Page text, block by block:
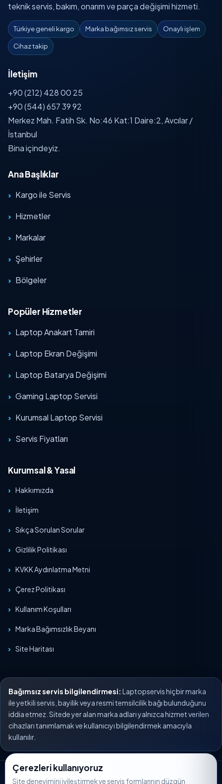
teknik servis, bakım, onarım ve parça değişimi hizmeti.
Türkiye geneli kargo Marka bağımsız servis Onaylı işlem
Cihaz takip
İletişim
+90 (212) 428 00 25
+90 (544) 657 39 92
Merkez Mah. Fatih Sk. No:46 Kat:1 Daire:2, Avcılar /
İstanbul
Bina içindeyiz.
Ana Başlıklar
Kargo ile Servis
Hizmetler
Markalar
Şehirler
Bölgeler
Popüler Hizmetler
Laptop Anakart Tamiri
Laptop Ekran Değişimi
Laptop Batarya Değişimi
Gaming Laptop Servisi
Kurumsal Laptop Servisi
Servis Fiyatları
Kurumsal & Yasal
Hakkımızda
İletişim
Sıkça Sorulan Sorular
Gizlilik Politikası
KVKK Aydınlatma Metni
Çerez Politikası
Kullanım Koşulları
Marka Bağımsızlık Beyanı
Site Haritası
Bağımsız servis bilgilendirmesi: Laptopservis hiçbir marka
ile yetkili servis, bayilik veya resmi temsilcilik bağı bulunduğunu
iddia etmez. Sitede yer alan marka adları yalnızca hizmet verilen
cihazları tanımlamak ve kullanıcıyı bilgilendirmek amacıyla
kullanılır.
© 2026 Laptopservis. Tüm hakları saklıdır.
Çerezleri kullanıyoruz
Site deneyimini iyileştirmek ve servis formlarının düzgün